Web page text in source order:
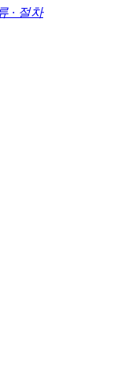
· 절차